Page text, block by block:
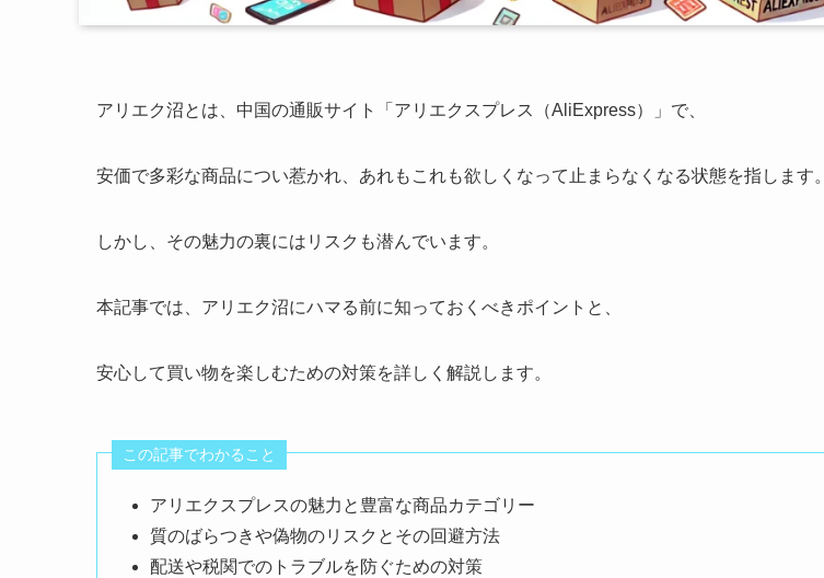
アリエク沼とは、中国の通販サイト「アリエクスプレス（AliExpress）」で、
安価で多彩な商品につい惹かれ、あれもこれも欲しくなって止まらなくなる状態を指します。
しかし、その魅力の裏にはリスクも潜んでいます。
本記事では、アリエク沼にハマる前に知っておくべきポイントと、
安心して買い物を楽しむための対策を詳しく解説します。
この記事でわかること
アリエクスプレスの魅力と豊富な商品カテゴリー
質のばらつきや偽物のリスクとその回避方法
配送や税関でのトラブルを防ぐための対策